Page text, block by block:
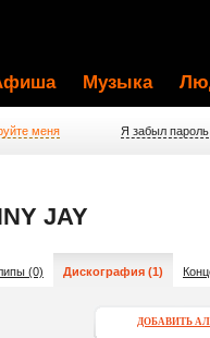
Музыка
меня Я забыл пароль
JAY
(0) Дискография (1)
ДОБАВИТЬ